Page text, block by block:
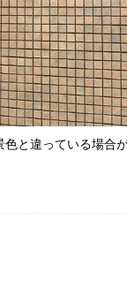
色と違っている場合